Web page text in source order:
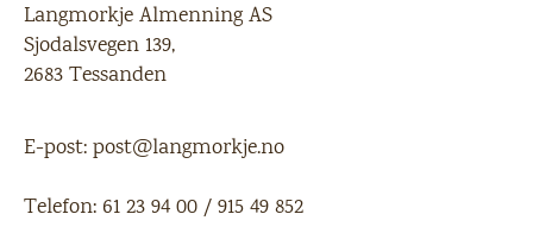
Langmorkje Almenning AS
Sjodalsvegen 139,
2683 Tessanden
E-post:post@langmorkje.no
Telefon: 61 23 94 00/915 49 852